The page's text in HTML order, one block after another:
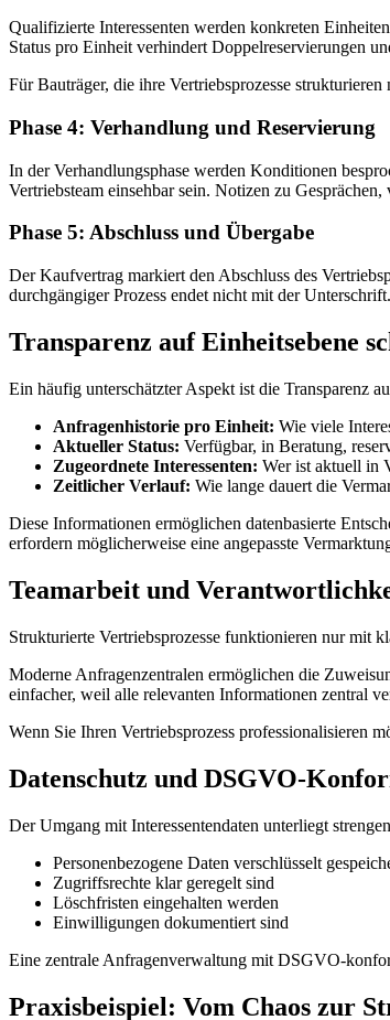
Qualifizierte Interessenten werden konkreten
Status pro Einheit verhindert Doppelreservierungen
Für Bauträger, die ihre Vertriebsprozesse strukturieren
Phase 4: Verhandlung und Reservierung
In der Verhandlungsphase werden Konditionen
Vertriebsteam einsehbar sein. Notizen zu
Phase 5: Abschluss und Übergabe
Der Kaufvertrag markiert den Abschluss des
durchgängiger Prozess endet nicht mit der Unterschrift.
Transparenz auf Einheitsebene
Ein häufig unterschätzter Aspekt ist die Transparenz
Anfragenhistorie pro Einheit: Wie viele
Aktueller Status: Verfügbar, in Beratung,
Zugeordnete Interessenten: Wer ist aktuell in
Zeitlicher Verlauf: Wie lange dauert die
Diese Informationen ermöglichen datenbasierte
erfordern möglicherweise eine angepasste
Teamarbeit und
Strukturierte Vertriebsprozesse funktionieren nur mit
Moderne Anfragenzentralen ermöglichen die
einfacher, weil alle relevanten Informationen zentral
Wenn Sie Ihren Vertriebsprozess professionalisieren
Datenschutz und DSGVO-
Der Umgang mit Interessentendaten unterliegt
Personenbezogene Daten verschlüsselt
Zugriffsrechte klar geregelt sind
Löschfristen eingehalten werden
Einwilligungen dokumentiert sind
Eine zentrale Anfragenverwaltung mit DSGVO-
Praxisbeispiel: Vom Chaos zur